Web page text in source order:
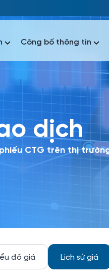
Phổ biến nhất
Báo cáo tài chính
Công bố thông tin
Phổ biến nhất
Báo cáo tài chính
dịch
CTG trên thị
đồ giá Lịch sử giá